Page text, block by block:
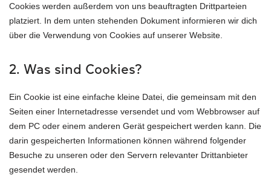
Cookies werden außerdem von uns beauftragten Drittparteien
platziert. In dem unten stehenden Dokument informieren wir dich
über die Verwendung von Cookies auf unserer Website.
2. Was sind Cookies?
Ein Cookie ist eine einfache kleine Datei, die gemeinsam mit den
Seiten einer Internetadresse versendet und vom Webbrowser auf
dem PC oder einem anderen Gerät gespeichert werden kann. Die
darin gespeicherten Informationen können während folgender
Besuche zu unseren oder den Servern relevanter Drittanbieter
gesendet werden.